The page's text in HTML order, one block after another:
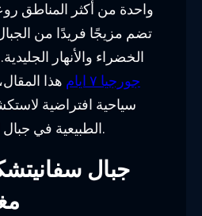
واحدة من أكثر المناطق
تضم مزيجًا فريدًا من
الخضراء والأنهار
جورجيا ٧ ايام
هذا
سياحية افتراضية
الطبيعية في جبال القوقاز في جورجيا.